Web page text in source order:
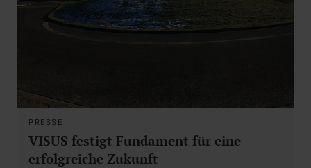
PRESSE
VISUS festigt Fundament für eine
erfolgreiche Zukunft